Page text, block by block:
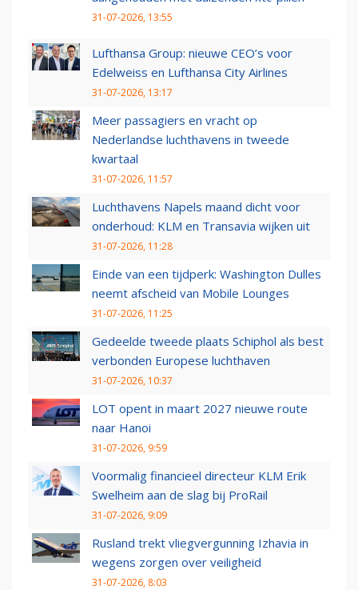
31-07-2026, 13:55
Lufthansa Group: nieuwe CEO’s voor
Edelweiss en Lufthansa City Airlines
31-07-2026, 13:17
Meer passagiers en vracht op
Nederlandse luchthavens in tweede
kwartaal
31-07-2026, 11:57
Luchthavens Napels maand dicht voor
onderhoud: KLM en Transavia wijken uit
31-07-2026, 11:28
Einde van een tijdperk: Washington Dulles
neemt afscheid van Mobile Lounges
31-07-2026, 11:25
Gedeelde tweede plaats Schiphol als best
verbonden Europese luchthaven
31-07-2026, 10:37
LOT opent in maart 2027 nieuwe route
naar Hanoi
31-07-2026, 9:59
Voormalig financieel directeur KLM Erik
Swelheim aan de slag bij ProRail
31-07-2026, 9:09
Rusland trekt vliegvergunning Izhavia in
wegens zorgen over veiligheid
31-07-2026, 8:03